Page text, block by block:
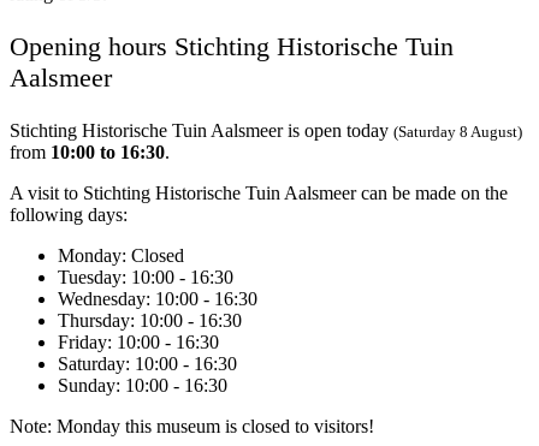
Opening hours Stichting Historische Tuin
Aalsmeer‎
Stichting Historische Tuin Aalsmeer‎ is open today (Saturday 8 August)
from 10:00 to 16:30.
A visit to Stichting Historische Tuin Aalsmeer‎ can be made on the
following days:
Monday: Closed
Tuesday: 10:00 - 16:30
Wednesday: 10:00 - 16:30
Thursday: 10:00 - 16:30
Friday: 10:00 - 16:30
Saturday: 10:00 - 16:30
Sunday: 10:00 - 16:30
Note: Monday this museum is closed to visitors!